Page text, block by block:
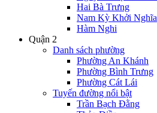
Hai Bà Trưng
Nam Kỳ Khởi Nghĩa
Hàm Nghi
Quận 2
Danh sách phường
Phường An Khánh
Phường Bình Trưng
Phường Cát Lái
Tuyến đường nổi bật
Trần Bạch Đằng